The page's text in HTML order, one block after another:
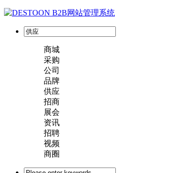
商城
采购
公司
品牌
供应
招商
展会
资讯
招聘
视频
商圈